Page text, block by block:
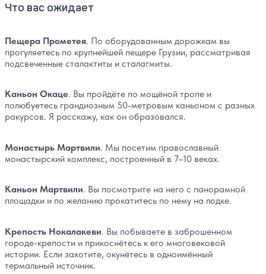
Что вас ожидает
Пещера Прометея. По оборудованным дорожкам вы
прогуляетесь по крупнейшей пещере Грузии, рассматривая
подсвеченные сталактиты и сталагмиты.
Каньон Окаце. Вы пройдёте по мощёной тропе и
полюбуетесь грандиозным 50-метровым каньоном с разных
ракурсов. Я расскажу, как он образовался.
Монастырь Мартвили. Мы посетим православный
монастырский комплекс, построенный в 7–10 веках.
Каньон Мартвили. Вы посмотрите на него с панорамной
площадки и по желанию прокатитесь по нему на лодке.
Крепость Нокалакеви. Вы побываете в заброшенном
городе-крепости и прикоснётесь к его многовековой
истории. Если захотите, окунётесь в одноимённый
термальный источник.